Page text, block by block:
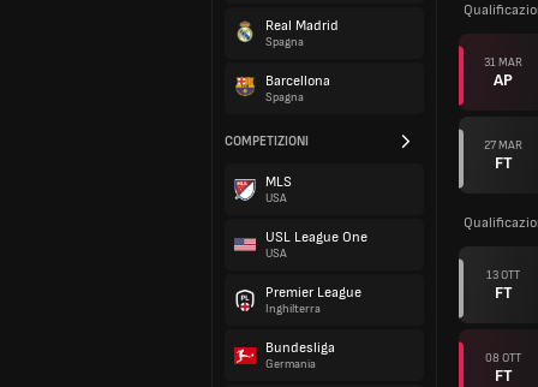
Real Madrid
Spagna
Barcellona
Spagna
COMPETIZIONI
MLS
USA
USL League One
USA
Premier League
Inghilterra
Bundesliga
Germania
31 MAR
AP
27 MAR
FT
13 OTT
FT
08 OTT
FT